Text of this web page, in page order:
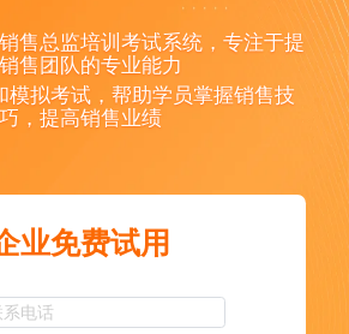
售总监培训考试系统，专注于提
售团队的专业能力
模拟考试，帮助学员掌握销售技
巧，提高销售业绩
业免费试用